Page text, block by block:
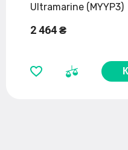
Ultramarine (MYYP3)
2 464 ₴